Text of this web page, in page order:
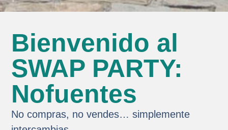
Bienvenido al
SWAP PARTY:
Nofuentes
No compras, no vendes… simplemente